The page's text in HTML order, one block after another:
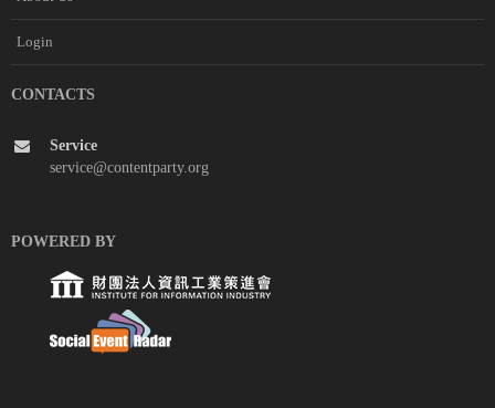
Login
CONTACTS
Service
service@contentparty.org
POWERED BY